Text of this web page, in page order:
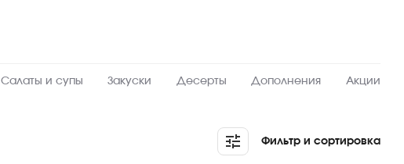
Салаты и супы Закуски Десерты Дополнения Акции
Фильтр и сортировка